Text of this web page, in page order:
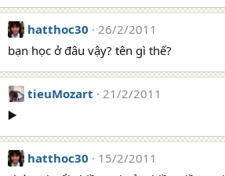
hatthoc30
26/2/2011
bạn học ở đâu vậy? tên gì thế?
tieuMozart
21/2/2011
▶️
hatthoc30
15/2/2011